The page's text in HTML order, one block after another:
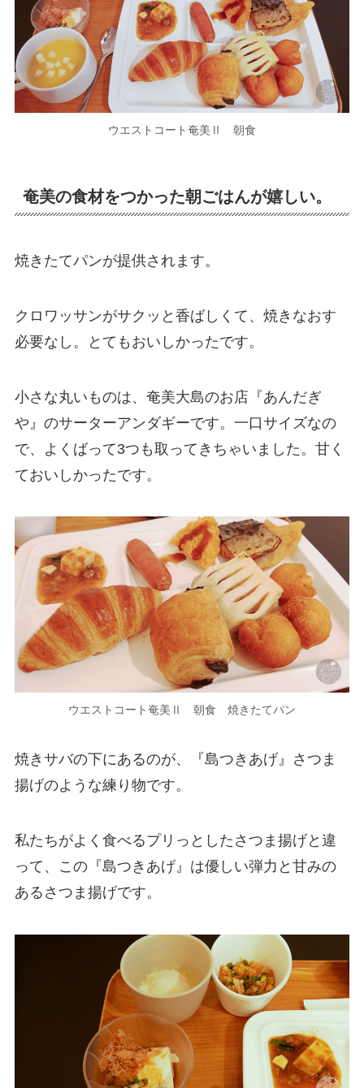
ウエストコート奄美Ⅱ 朝食
奄美の食材をつかった朝ごはんが嬉しい。
焼きたてパンが提供されます。
クロワッサンがサクッと香ばしくて、焼きなおす
必要なし。とてもおいしかったです。
小さな丸いものは、奄美大島のお店『あんだぎ
や』のサーターアンダギーです。一口サイズなの
で、よくばって3つも取ってきちゃいました。甘く
ておいしかったです。
ウエストコート奄美Ⅱ 朝食 焼きたてパン
焼きサバの下にあるのが、『島つきあげ』さつま
揚げのような練り物です。
私たちがよく食べるプリっとしたさつま揚げと違
って、この『島つきあげ』は優しい弾力と甘みの
あるさつま揚げです。